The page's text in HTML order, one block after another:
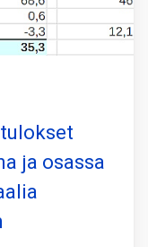
ja osassa